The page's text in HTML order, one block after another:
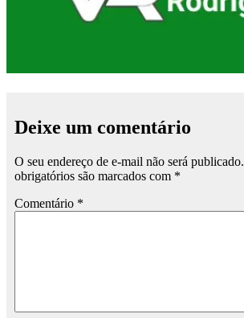
Deixe um comentário
O seu endereço de e-mail não será publicado.
obrigatórios são marcados com *
Comentário *